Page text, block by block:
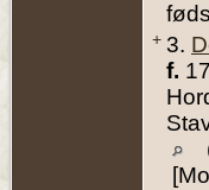
+ 3.
f.